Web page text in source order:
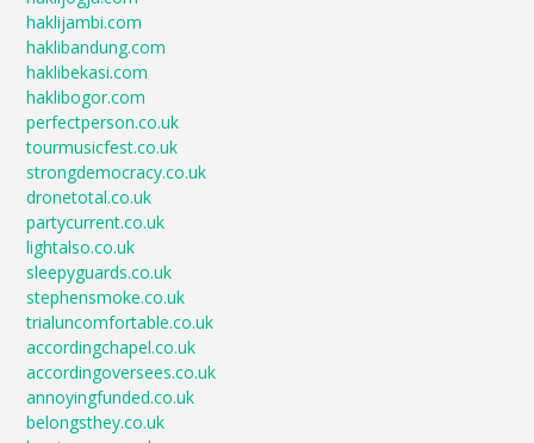
haklijambi.com
haklibandung.com
haklibekasi.com
haklibogor.com
perfectperson.co.uk
tourmusicfest.co.uk
strongdemocracy.co.uk
dronetotal.co.uk
partycurrent.co.uk
lightalso.co.uk
sleepyguards.co.uk
stephensmoke.co.uk
trialuncomfortable.co.uk
accordingchapel.co.uk
accordingoversees.co.uk
annoyingfunded.co.uk
belongsthey.co.uk